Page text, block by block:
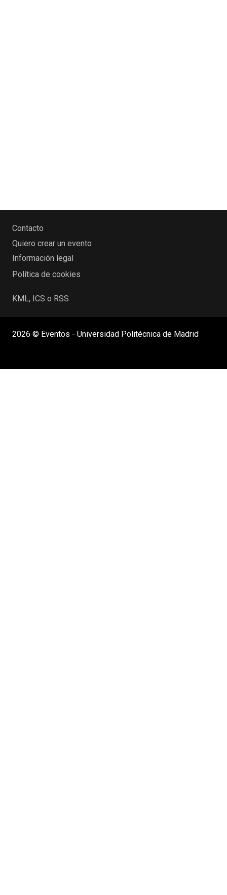
Contacto
Quiero crear un evento
Información legal
Política de cookies
KML, ICS o RSS
2026 © Eventos - Universidad Politécnica de Madrid